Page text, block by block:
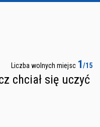
Liczba wolnych miejsc 1/15
chciał się uczyć